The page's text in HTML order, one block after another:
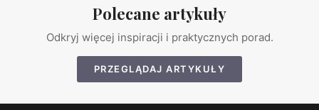
Polecane artykuły
Odkryj więcej inspiracji i praktycznych porad.
PRZEGLĄDAJ ARTYKUŁY